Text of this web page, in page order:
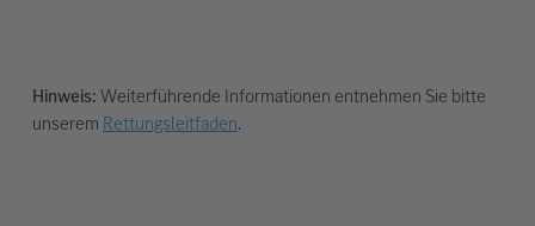
Hinweis:Weiterführende Informationen entnehmen Sie bitte
unserem Rettungsleitfaden.